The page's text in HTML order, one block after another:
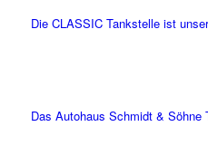
Die CLASSIC Tankstelle ist
Das Autohaus Schmidt & Söhne